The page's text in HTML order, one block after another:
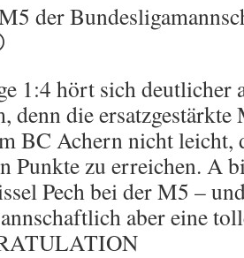
der
1:4 hört sich deutlicher
denn die
BC Achern nicht leicht,
Punkte zu erreichen. A
Pech bei der M5 –
aber eine